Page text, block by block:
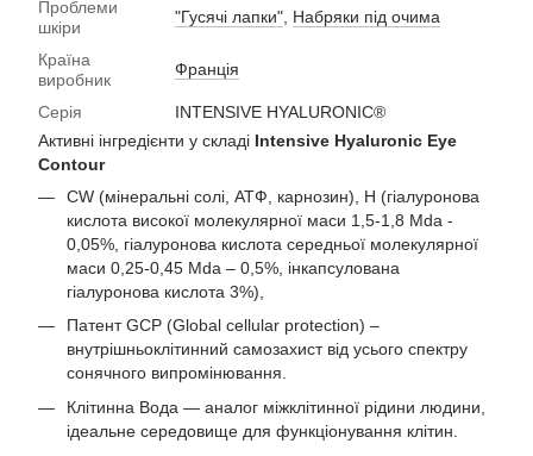
Проблеми
шкіри
"Гусячі лапки" Набряки під очима
Країна
виробник
Франція
Серія
INTENSIVE HYALURONIC®
Активні інгредієнти у складі Intensive Hyaluronic Eye
Contour
CW (мінеральні солі, АТФ, карнозин), H (гіалуронова
кислота високої молекулярної маси 1,5-1,8 Мda -
0,05%, гіалуронова кислота середньої молекулярної
маси 0,25-0,45 Мda – 0,5%, інкапсулована
гіалуронова кислота 3%),
Патент GCP (Global cellular protection) –
внутрішньоклітинний самозахист від усього спектру
сонячного випромінювання.
Клітинна Вода — аналог міжклітинної рідини людини,
ідеальне середовище для функціонування клітин.